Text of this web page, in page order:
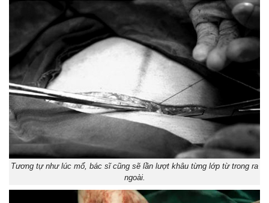
Tương tự như lúc mổ, bác sĩ cũng sẽ lần lượt khâu từng lớp từ trong ra
ngoài.